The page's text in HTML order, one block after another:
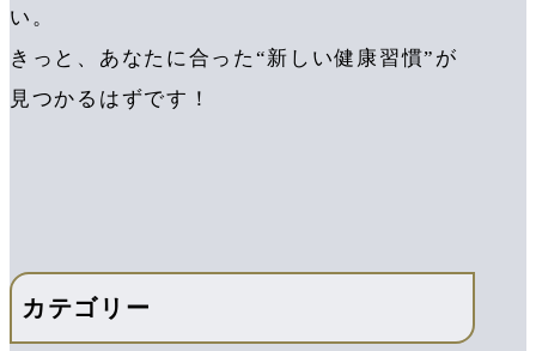
い。
きっと、あなたに合った“新しい健康習慣”が
見つかるはずです！
カテゴリー